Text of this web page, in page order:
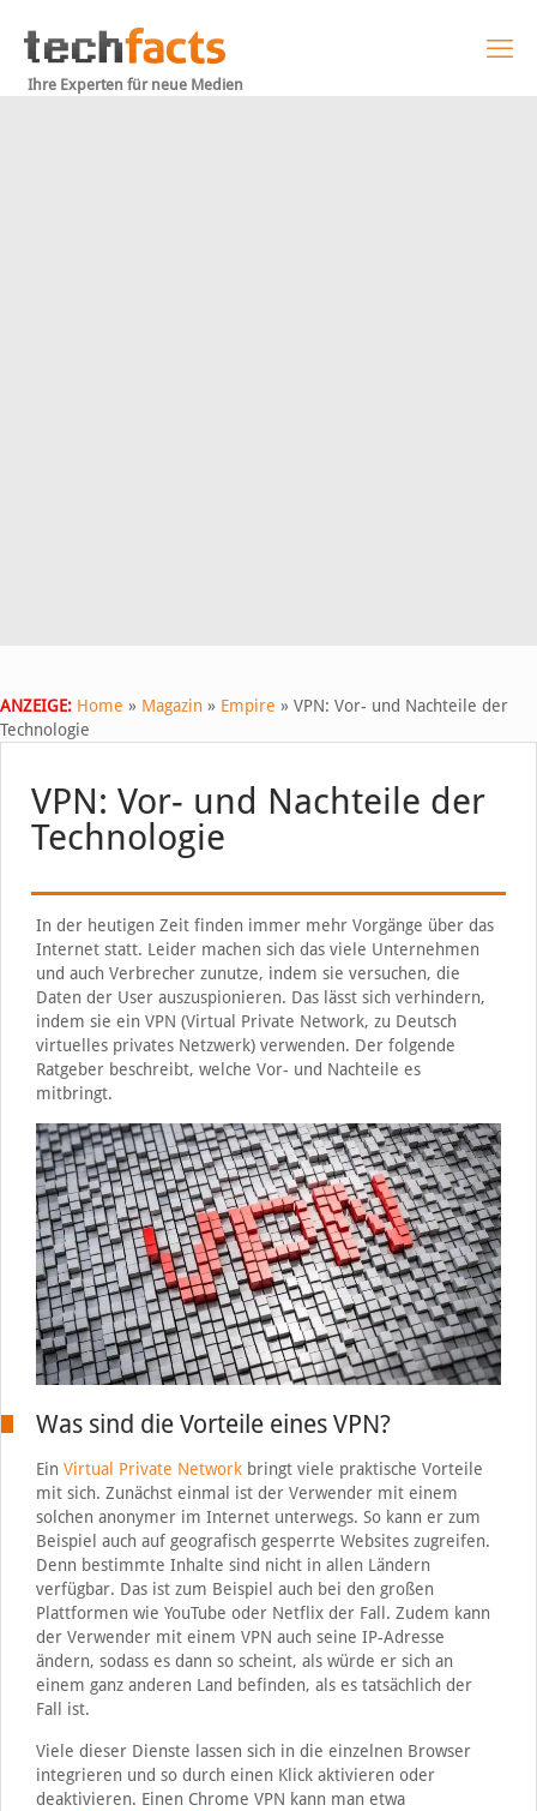
Ihre Experten für neue Medien
ANZEIGE: Home » Magazin » Empire » VPN: Vor- und Nachteile der
Technologie
VPN: Vor- und Nachteile der
Technologie
In der heutigen Zeit finden immer mehr Vorgänge über das
Internet statt. Leider machen sich das viele Unternehmen
und auch Verbrecher zunutze, indem sie versuchen, die
Daten der User auszuspionieren. Das lässt sich verhindern,
indem sie ein VPN (Virtual Private Network, zu Deutsch
virtuelles privates Netzwerk) verwenden. Der folgende
Ratgeber beschreibt, welche Vor- und Nachteile es
mitbringt.
Was sind die Vorteile eines VPN?
Ein Virtual Private Network bringt viele praktische Vorteile
mit sich. Zunächst einmal ist der Verwender mit einem
solchen anonymer im Internet unterwegs. So kann er zum
Beispiel auch auf geografisch gesperrte Websites zugreifen.
Denn bestimmte Inhalte sind nicht in allen Ländern
verfügbar. Das ist zum Beispiel auch bei den großen
Plattformen wie YouTube oder Netflix der Fall. Zudem kann
der Verwender mit einem VPN auch seine IP-Adresse
ändern, sodass es dann so scheint, als würde er sich an
einem ganz anderen Land befinden, als es tatsächlich der
Fall ist.
Viele dieser Dienste lassen sich in die einzelnen Browser
integrieren und so durch einen Klick aktivieren oder
deaktivieren. Einen Chrome VPN kann man etwa